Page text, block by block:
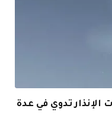
تدوي في عدة